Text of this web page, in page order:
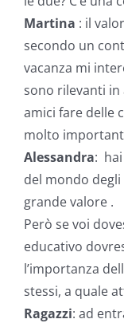
Martina : il
secondo un
vacanza mi
sono rilevanti
amici fare delle
molto
Alessandra:
del mondo
grande valore .
Però se voi
educativo
l’importanza
stessi, a quale
Ragazzi: ad